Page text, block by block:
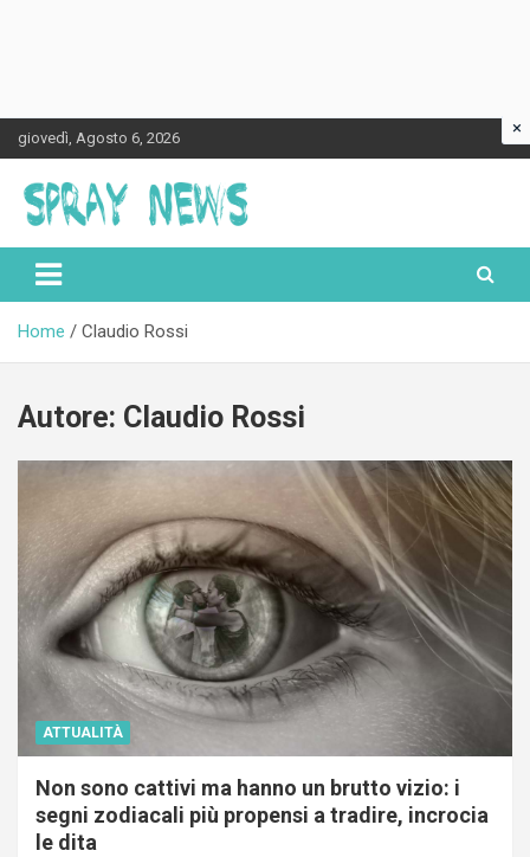
Skip
to
content
giovedì, Agosto 6, 2026
Spraynews.it
Home Claudio Rossi
Autore: Claudio Rossi
ATTUALITÀ
Non sono cattivi ma hanno un brutto vizio: i
segni zodiacali più propensi a tradire, incrocia
le dita
×